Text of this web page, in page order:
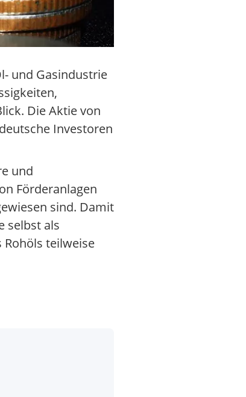
und Gasindustrie
Die Aktie von
Investoren
und
Förderanlagen
sind. Damit
selbst als
teilweise